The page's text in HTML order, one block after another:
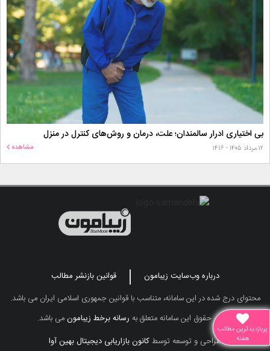
بی اختیاری ادرار سالمندان؛ علت، درمان و روش‌های کنترل در منزل
۱۲ مرداد ۱۴۰۵ - ۱۴:۱۶ مشاهده
درباره وب‌سایت زیبامون
قوانین بازنشر مطالب
محتوای درج شده در این سامانه، متناسب با قوانین جمهوری اسلامی ایران می باشد.
تمامی حقوق این سامانه متعلق به رسانه برخط زیبامونمی باشد.
طراحی و توسعه توسطکانون بازاریابی دیجیتال بهین آوا
پربازدیدترین مطالب
هفته